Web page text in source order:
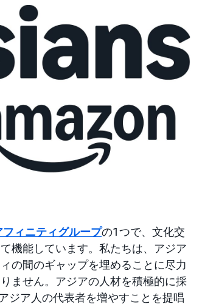
フィニティグループの1つで、文化交
機能しています。私たちは、アジア
の間のギャップを埋めることに尽力
ません。アジアの人材を積極的に採
ジア人の代表者を増やすことを提唱